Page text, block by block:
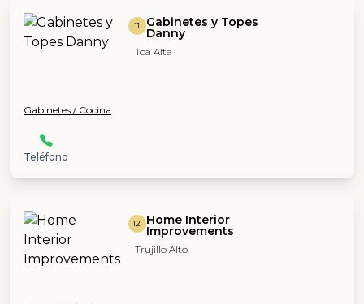
11 Gabinetes y Topes
Danny
Toa Alta
Gabinetes / Cocina
Teléfono
12 Home Interior
Improvements
Trujillo Alto